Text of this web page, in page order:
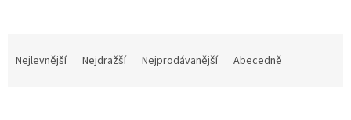
Nejlevnější Nejdražší Nejprodávanější Abecedně